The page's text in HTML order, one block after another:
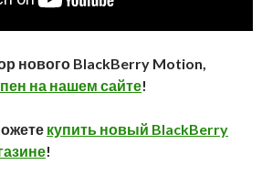
нового BlackBerry Motion,
на нашем сайте!
купить новый BlackBerry
!